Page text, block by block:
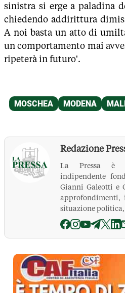
sinistra si erge a paladina
chiedendo addirittura
A noi basta un atto di
un comportamento mai
ripeterà in futuro'.
Redazione
La Pressa è
indipendente
Gianni Galeotti e
approfondimenti,
situazione politica,
La Pressa